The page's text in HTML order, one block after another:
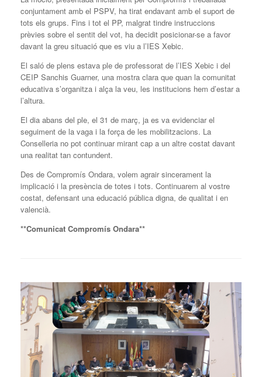
conjuntament amb el PSPV, ha tirat endavant amb el suport de
tots els grups. Fins i tot el PP, malgrat tindre instruccions
prèvies sobre el sentit del vot, ha decidit posicionar-se a favor
davant la greu situació que es viu a l’IES Xebic.
El saló de plens estava ple de professorat de l’IES Xebic i del
CEIP Sanchis Guarner, una mostra clara que quan la comunitat
educativa s’organitza i alça la veu, les institucions hem d’estar a
l’altura.
El dia abans del ple, el 31 de març, ja es va evidenciar el
seguiment de la vaga i la força de les mobilitzacions. La
Conselleria no pot continuar mirant cap a un altre costat davant
una realitat tan contundent.
Des de Compromís Ondara, volem agrair sincerament la
implicació i la presència de totes i tots. Continuarem al vostre
costat, defensant una educació pública digna, de qualitat i en
valencià.
**Comunicat Compromís Ondara**